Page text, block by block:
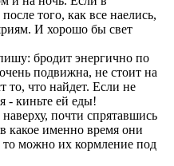
того, как все наелись,
И хорошо бы свет
бродит энергично по
подвижна, не стоит на
то, что найдет. Если не
- киньте ей еды!
почти спрятавшись
какое именно время они
можно их кормление под